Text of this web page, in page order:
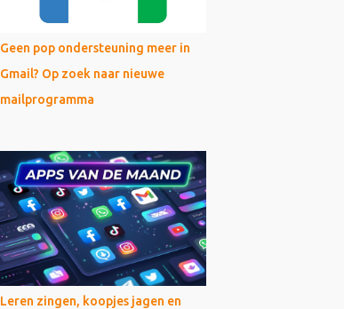
Geen pop ondersteuning meer in
Gmail? Op zoek naar nieuwe
mailprogramma
Leren zingen, koopjes jagen en